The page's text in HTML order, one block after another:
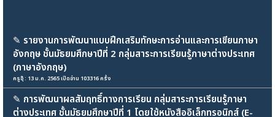
✎ รายงานการพัฒนาแบบฝึกเสริมทักษะการอ่านและการเขียนภาษา
อังกฤษ ชั้นมัธยมศึกษาปีที่ 2 กลุ่มสาระการเรียนรู้ภาษาต่างประเทศ
(ภาษาอังกฤษ)
ครูอุ๊ : 13 ม.ค. 2565 เปิดอ่าน 103316 ครั้ง
✎ การพัฒนาผลสัมฤทธิ์ทางการเรียน กลุ่มสาระการเรียนรู้ภาษา
ต่างประเทศ ชั้นมัธยมศึกษาปีที่ 1 โดยใช้หนังสืออิเล็กทรอนิกส์ (E-